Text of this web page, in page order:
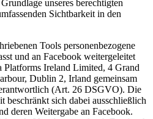
unseres berechtigten
Sichtbarkeit in den
Tools personenbezogene
und an Facebook weitergeleitet
Ireland Limited, 4 Grand
Dublin 2, Irland gemeinsam
(Art. 26 DSGVO). Die
beschränkt sich dabei ausschließlich
deren Weitergabe an Facebook.